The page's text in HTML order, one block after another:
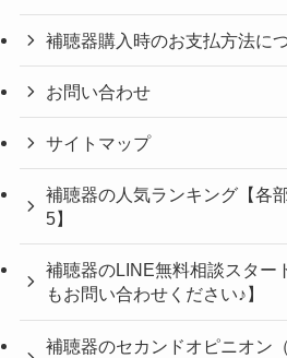
補聴器購入時のお支払方法に
お問い合わせ
サイトマップ
補聴器の人気ランキング【各
5】
補聴器のLINE無料相談スター
もお問い合わせください♪】
補聴器のセカンドオピニオン